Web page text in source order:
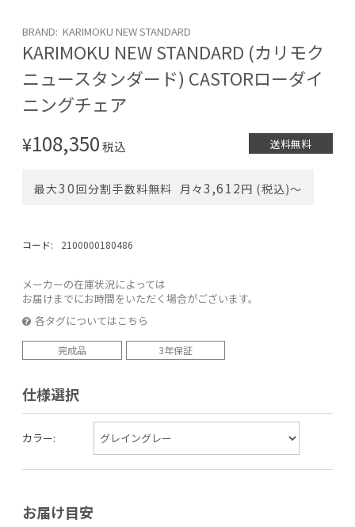
BRAND: KARIMOKU NEW STANDARD
KARIMOKU NEW STANDARD (カリモク
ニュースタンダード) CASTORローダイ
ニングチェア
¥108,350税込 送料無料
最大30回分割手数料無料 月々3,612円 (税込)〜
コード: 2100000180486
メーカーの在庫状況によっては
お届けまでにお時間をいただく場合がございます。
各タグについてはこちら
完成品 3年保証
仕様選択
カラー:
お届け目安